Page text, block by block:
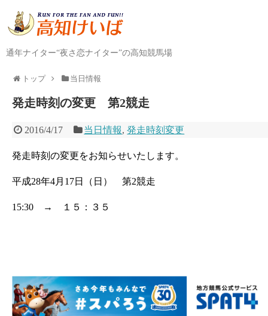
通年ナイター“夜さ恋ナイター”の高知競馬場
トップ 当日情報
発走時刻の変更 第2競走
2016/4/17 当日情報,発走時刻変更
発走時刻の変更をお知らせいたします。
平成28年4月17日（日） 第2競走
15:30 → １５：３５